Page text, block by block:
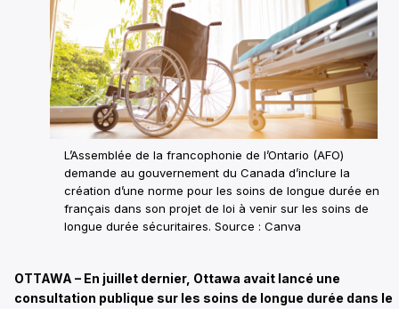
L’Assemblée de la francophonie de l’Ontario (AFO)
demande au gouvernement du Canada d’inclure la
création d’une norme pour les soins de longue durée en
français dans son projet de loi à venir sur les soins de
longue durée sécuritaires. Source : Canva
OTTAWA – En juillet dernier, Ottawa avait lancé une
consultation publique sur les soins de longue durée dans le